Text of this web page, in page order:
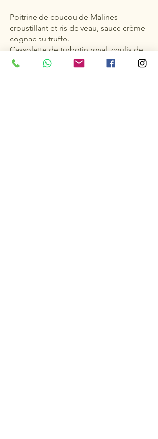
Poitrine de coucou de Malines
croustillant et ris de veau, sauce crème
cognac au truffe.
Cassolette de turbotin royal, coulis de
tomates, olives et parmesan.